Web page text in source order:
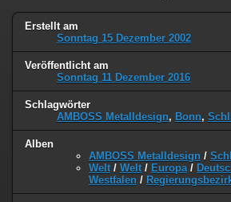
Erstellt am
Sonntag 15 Dezember 2002
Veröffentlicht am
Sonntag 11 Dezember 2016
Schlagwörter
AMBOSS Metalldesign, Bonn,
Alben
AMBOSS Metalldesign /
Welt / Welt / Europa /
Westfalen /